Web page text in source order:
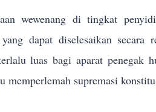
wewenang di tingkat
dapat diselesaikan secara
luas bagi aparat penegak
memperlemah supremasi